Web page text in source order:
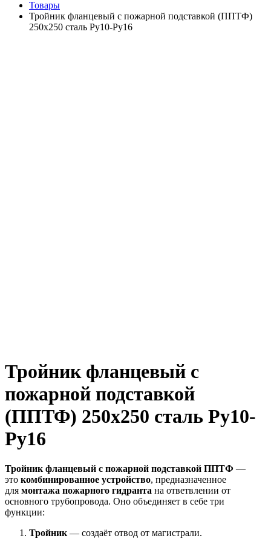
Товары
Тройник фланцевый с пожарной подставкой (ППТФ)
250х250 сталь Ру10-Ру16
Тройник фланцевый с
пожарной подставкой
(ППТФ) 250х250 сталь Ру10-
Ру16
Тройник фланцевый с пожарной подставкой ППТФ —
это комбинированное устройство, предназначенное
для монтажа пожарного гидранта на ответвлении от
основного трубопровода. Оно объединяет в себе три
функции:
Тройник — создаёт отвод от магистрали.